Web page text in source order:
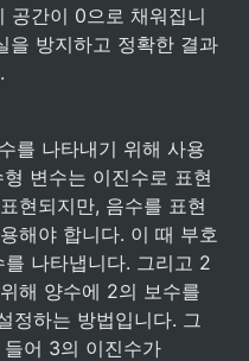
공간이 0으로 채워집니
을 방지하고 정확한 결과
를 나타내기 위해 사용
변수는 이진수로 표현
현되지만, 음수를 표현
해야 합니다. 이 때 부호
나타냅니다. 그리고 2
해 양수에 2의 보수를
정하는 방법입니다. 그
어 3의 이진수가